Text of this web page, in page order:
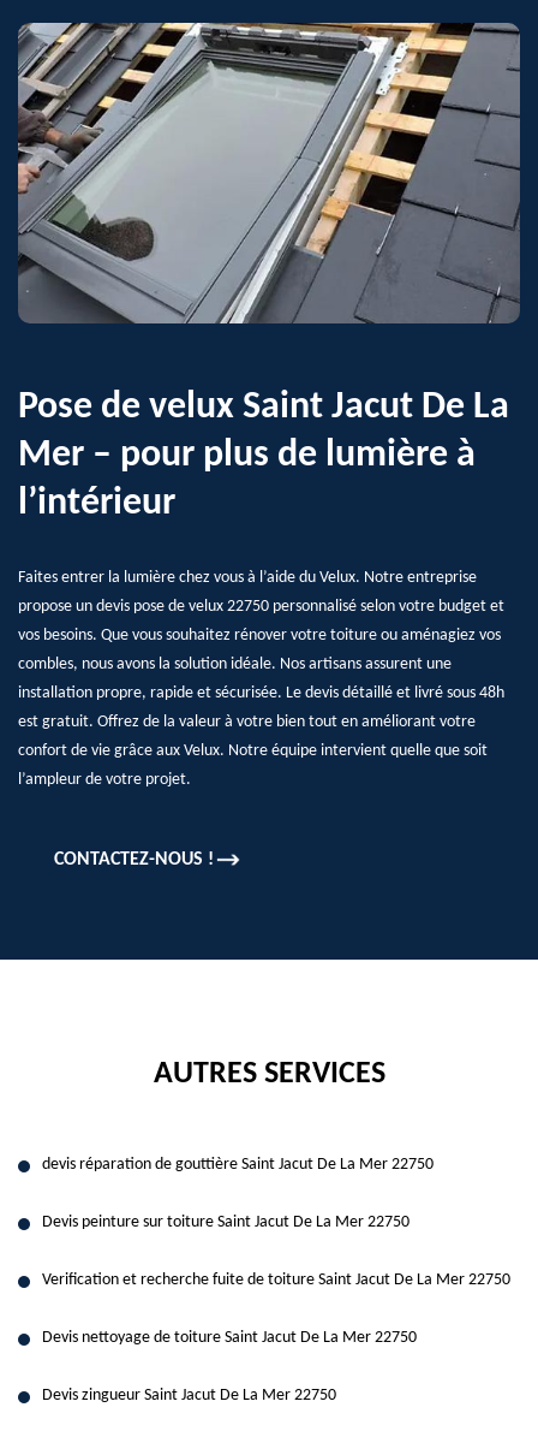
Pose de velux Saint Jacut De La
Mer – pour plus de lumière à
l’intérieur
Faites entrer la lumière chez vous à l’aide du Velux. Notre entreprise
propose un devis pose de velux 22750 personnalisé selon votre budget et
vos besoins. Que vous souhaitez rénover votre toiture ou aménagiez vos
combles, nous avons la solution idéale. Nos artisans assurent une
installation propre, rapide et sécurisée. Le devis détaillé et livré sous 48h
est gratuit. Offrez de la valeur à votre bien tout en améliorant votre
confort de vie grâce aux Velux. Notre équipe intervient quelle que soit
l’ampleur de votre projet.
CONTACTEZ-NOUS !
AUTRES SERVICES
devis réparation de gouttière Saint Jacut De La Mer 22750
Devis peinture sur toiture Saint Jacut De La Mer 22750
Verification et recherche fuite de toiture Saint Jacut De La Mer 22750
Devis nettoyage de toiture Saint Jacut De La Mer 22750
Devis zingueur Saint Jacut De La Mer 22750